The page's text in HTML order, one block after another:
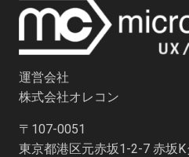
運営会社
株式会社オレコン
〒107-0051
東京都港区元赤坂1-2-7 赤坂K